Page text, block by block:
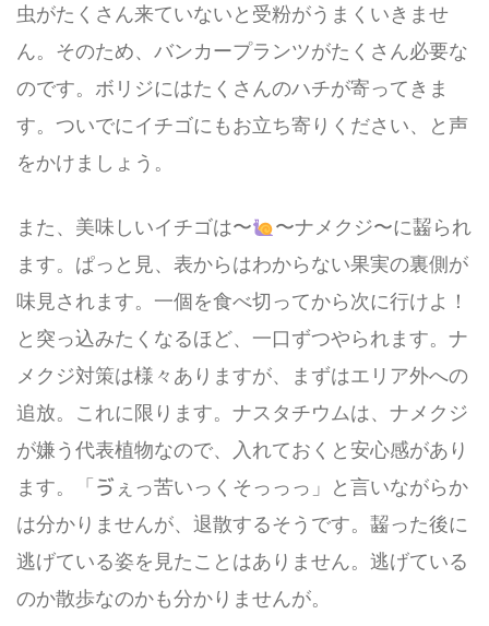
虫がたくさん来ていないと受粉がうまくいきませ
ん。そのため、バンカープランツがたくさん必要な
のです。ボリジにはたくさんのハチが寄ってきま
す。ついでにイチゴにもお立ち寄りください、と声
をかけましょう。
また、美味しいイチゴは〜
〜ナメクジ〜に齧られ
ます。ぱっと見、表からはわからない果実の裏側が
味見されます。一個を食べ切ってから次に行けよ！
と突っ込みたくなるほど、一口ずつやられます。ナ
メクジ対策は様々ありますが、まずはエリア外への
追放。これに限ります。ナスタチウムは、ナメクジ
が嫌う代表植物なので、入れておくと安心感があり
ます。「ゔぇっ苦いっくそっっっ」と言いながらか
は分かりませんが、退散するそうです。齧った後に
逃げている姿を見たことはありません。逃げている
のか散歩なのかも分かりませんが。